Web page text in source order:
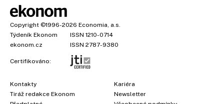
Copyright ©1996-2026 Economia, a.s.
Týdeník Ekonom
ISSN 1210-0714
ekonom.cz
ISSN 2787-9380
Certifikováno:
Kontakty
Tiráž redakce Ekonom
Kariéra
Newsletter